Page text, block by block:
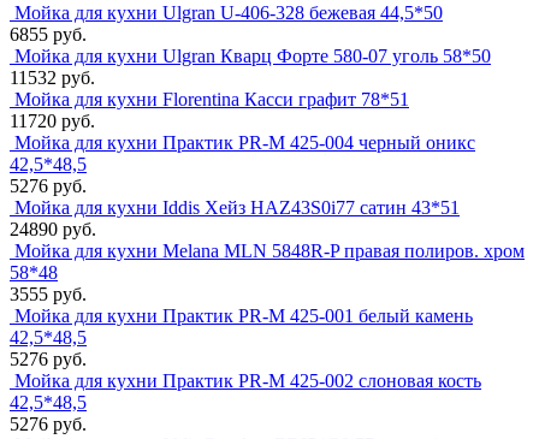
Мойка для кухни Ulgran U-406-328 бежевая 44,5*50
6855 руб.
Мойка для кухни Ulgran Кварц Форте 580-07 уголь 58*50
11532 руб.
Мойка для кухни Florentina Касси графит 78*51
11720 руб.
Мойка для кухни Практик PR-M 425-004 черный оникс
42,5*48,5
5276 руб.
Мойка для кухни Iddis Хейз HAZ43S0i77 сатин 43*51
24890 руб.
Мойка для кухни Melana MLN 5848R-P правая полиров. хром
58*48
3555 руб.
Мойка для кухни Практик PR-M 425-001 белый камень
42,5*48,5
5276 руб.
Мойка для кухни Практик PR-M 425-002 слоновая кость
42,5*48,5
5276 руб.